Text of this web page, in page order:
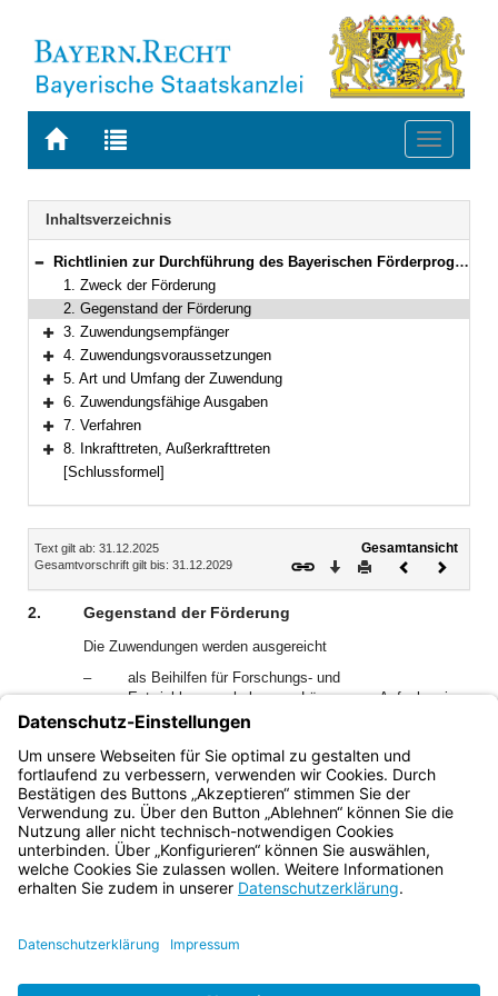
Zur
BAYERN.RECHT
Zur
letzten
Suche
Toggle
Navigation
Inhaltsverzeichnis
Bereich reduzieren
Richtlinien zur Durchführung des Bayerischen Förderprogramms „Technologieorientierte Unternehmensgründungen“
1. Zweck der Förderung
2. Gegenstand der Förderung
Bereich erweitern
3. Zuwendungsempfänger
Bereich erweitern
4. Zuwendungsvoraussetzungen
Bereich erweitern
5. Art und Umfang der Zuwendung
Bereich erweitern
6. Zuwendungsfähige Ausgaben
Bereich erweitern
7. Verfahren
Bereich erweitern
8. Inkrafttreten, Außerkrafttreten
[Schlussformel]
Inhalt
Text gilt ab: 31.12.2025
Gesamtvorschrift gilt bis: 31.12.2029
Gesamtansicht
Download
DruckenVorheriges
2. Gegenstand der Förderung
Die Zuwendungen werden ausgereicht
–
als Beihilfen für Forschungs- und
Entwicklungsvorhaben zur Lösung von Aufgaben im
Bereich der experimentellen Entwicklung nach Art.
–
als Innovationsbeihilfe für KMU nach Art. 28 AGVO.
Bayern.de
BayernPortal
Impressum